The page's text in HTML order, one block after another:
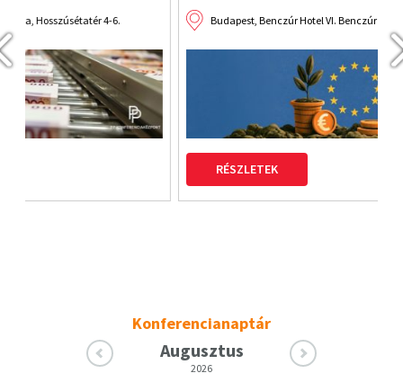
Budapest, Benczúr Hotel VI. Benczúr utca 35
Konferencianaptár
Augusztus
2026